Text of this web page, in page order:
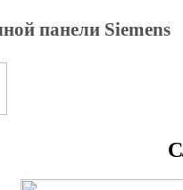
панели Siemens